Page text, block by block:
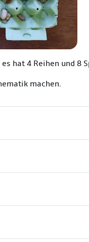
hat 4 Reihen und 8
machen.